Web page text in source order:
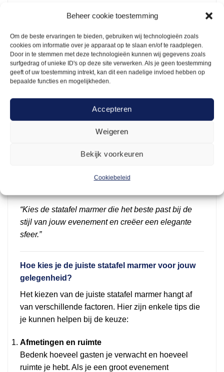
Beheer cookie toestemming
Om de beste ervaringen te bieden, gebruiken wij technologieën zoals
cookies om informatie over je apparaat op te slaan en/of te raadplegen.
Door in te stemmen met deze technologieën kunnen wij gegevens zoals
surfgedrag of unieke ID's op deze site verwerken. Als je geen toestemming
geeft of uw toestemming intrekt, kan dit een nadelige invloed hebben op
bepaalde functies en mogelijkheden.
Accepteren
Weigeren
Bekijk voorkeuren
Cookiebeleid
ideaal voor grotere evenementen. Het zwarte
marmer zorgt voor een chique, elegante sfeer die
perfect is voor gala’s, diners of zakelijke
bijeenkomsten.
Statafel Marmer wit 180×80 cm
een tijdloze uitstraling die goed past in zowel
moderne als klassieke settings. Het grotere formaat
maakt het ideaal voor grote evenementen of als
statement piece in een grote ruimte.
marmer kiezen die past bij jouw specifieke wensen
“Kies de statafel marmer die het beste past bij de
stijl van jouw evenement en creëer een elegante
sfeer.”
Hoe kies je de juiste statafel marmer voor jouw
gelegenheid?
Het kiezen van de juiste statafel marmer hangt af
van verschillende factoren. Hier zijn enkele tips die
je kunnen helpen bij de keuze:
Afmetingen en ruimte
Bedenk hoeveel gasten je verwacht en hoeveel
ruimte je hebt. Als je een groot evenement